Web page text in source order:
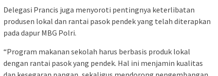
Delegasi Prancis juga menyoroti pentingnya keterlibatan
produsen lokal dan rantai pasok pendek yang telah diterapkan
pada dapur MBG Polri.
“Program makanan sekolah harus berbasis produk lokal
dengan rantai pasok yang pendek. Hal ini menjamin kualitas